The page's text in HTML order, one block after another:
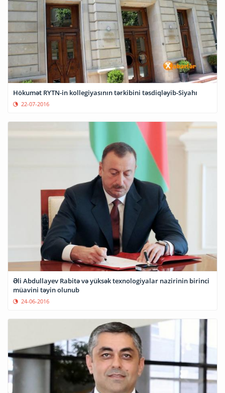
Hökumət RYTN-in kollegiyasının tərkibini təsdiqləyib-Siyahı
22-07-2016
Əli Abdullayev Rabitə və yüksək texnologiyalar nazirinin birinci
müavini təyin olunub
24-06-2016